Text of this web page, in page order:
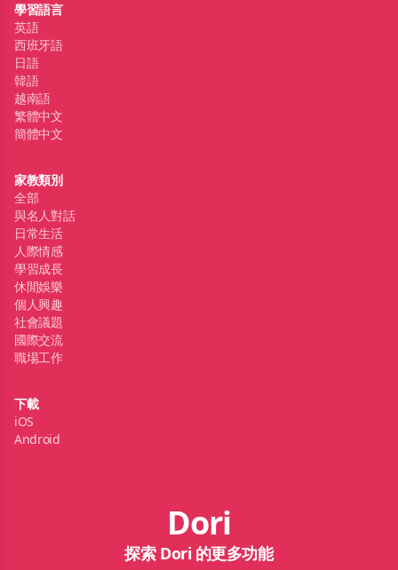
學習語言
英語
西班牙語
日語
韓語
越南語
繁體中文
簡體中文
家教類別
全部
與名人對話
日常生活
人際情感
學習成長
休閒娛樂
個人興趣
社會議題
國際交流
職場工作
下載
iOS
Android
Dori
探索 Dori 的更多功能